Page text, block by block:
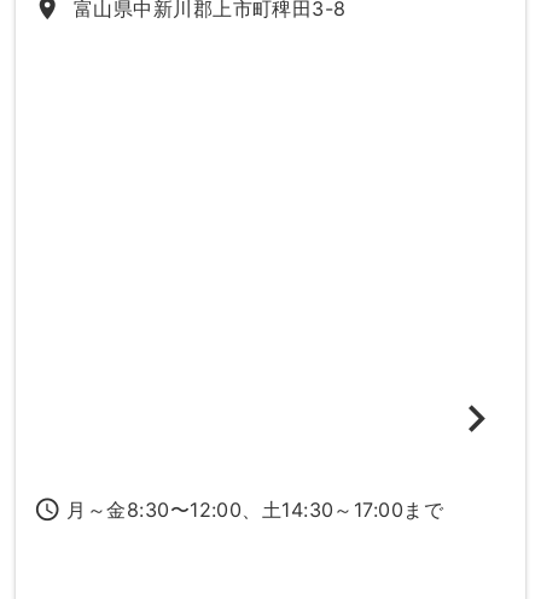
place 富山県中新川郡上市町稗田3-8
access_time 月～金8:30〜12:00、土14:30～17:00まで